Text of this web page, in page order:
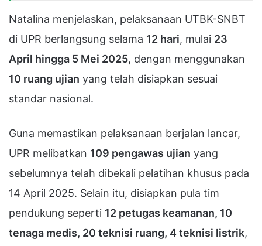
Natalina menjelaskan, pelaksanaan UTBK-SNBT
di UPR berlangsung selama 12 hari, mulai 23
April hingga 5 Mei 2025, dengan menggunakan
10 ruang ujian yang telah disiapkan sesuai
standar nasional.
Guna memastikan pelaksanaan berjalan lancar,
UPR melibatkan 109 pengawas ujian yang
sebelumnya telah dibekali pelatihan khusus pada
14 April 2025. Selain itu, disiapkan pula tim
pendukung seperti 12 petugas keamanan, 10
tenaga medis, 20 teknisi ruang, 4 teknisi listrik,